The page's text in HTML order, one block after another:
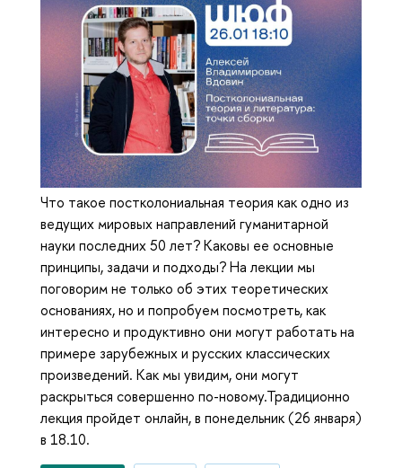
Что такое постколониальная теория как одно из
ведущих мировых направлений гуманитарной
науки последних 50 лет? Каковы ее основные
принципы, задачи и подходы? На лекции мы
поговорим не только об этих теоретических
основаниях, но и попробуем посмотреть, как
интересно и продуктивно они могут работать на
примере зарубежных и русских классических
произведений. Как мы увидим, они могут
раскрыться совершенно по-новому.Традиционно
лекция пройдет онлайн, в понедельник (26 января)
в 18.10.